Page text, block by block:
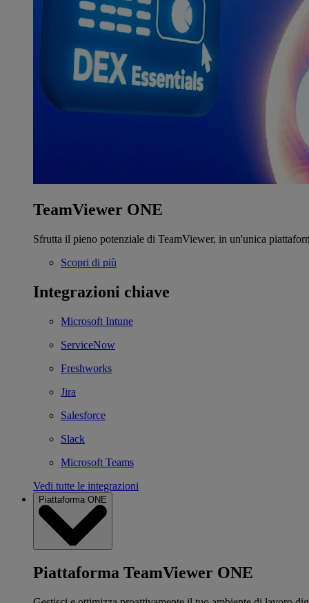
TeamViewer ONE
Sfrutta il pieno potenziale di TeamViewer, in un'unica
Scopri di più
Integrazioni chiave
Microsoft Intune
ServiceNow
Freshworks
Jira
Salesforce
Slack
Microsoft Teams
Vedi tutte le integrazioni
Piattaforma ONE
Piattaforma TeamViewer ONE